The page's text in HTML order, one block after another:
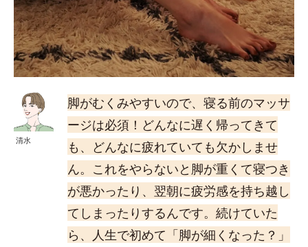
清水
脚がむくみやすいので、寝る前のマッサ
ージは必須！どんなに遅く帰ってきて
も、どんなに疲れていても欠かしませ
ん。これをやらないと脚が重くて寝つき
が悪かったり、翌朝に疲労感を持ち越し
てしまったりするんです。続けていた
ら、人生で初めて「脚が細くなった？」